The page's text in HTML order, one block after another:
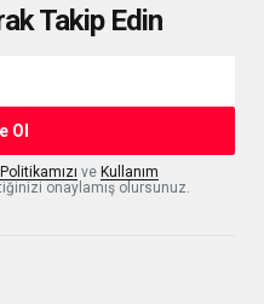
Takip Edin
Ol
ve Kullanım
onaylamış olursunuz.